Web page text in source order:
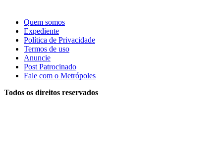
Quem somos
Expediente
Política de Privacidade
Termos de uso
Anuncie
Post Patrocinado
Fale com o Metrópoles
Todos os direitos reservados